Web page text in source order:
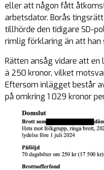
eller att någon fått
arbetsdator. Borås
tillhörde den tidigare SD-
rimlig förklaring än att
Rätten ansåg vidare att
à 250 kronor, vilket
Eftersom inlägget består
på omkring 1 029 kronor